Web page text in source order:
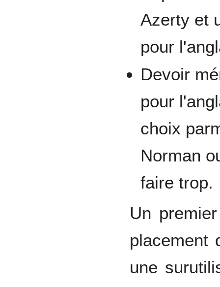
Azerty et
pour
Devoir
pour
choix
Norman
faire trop.
Un
placement
une